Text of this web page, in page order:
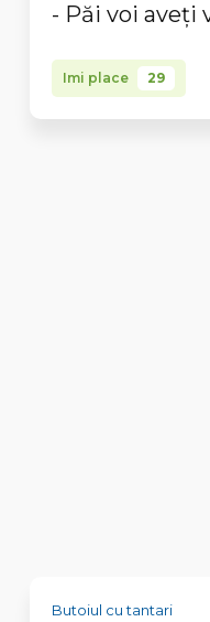
- Păi voi aveți
Imi place 29
Butoiul cu tantari